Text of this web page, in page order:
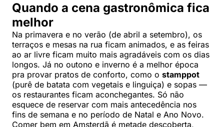
Quando a cena gastronômica fica
melhor
Na primavera e no verão (de abril a setembro), os
terraços e mesas na rua ficam animados, e as feiras
ao ar livre ficam muito mais agradáveis com os dias
longos. Já no outono e inverno é a melhor época
pra provar pratos de conforto, como o stamppot
(purê de batata com vegetais e linguiça) e sopas —
os restaurantes ficam aconchegantes. Só não
esquece de reservar com mais antecedência nos
fins de semana e no período de Natal e Ano Novo.
Comer bem em Amsterdã é metade descoberta,